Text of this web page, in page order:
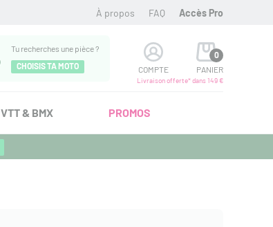
À propos FAQ Accès Pro
Tu recherches une pièce ?
CHOISIS TA MOTO
COMPTE
0
PANIER
Livraison offerte* dans 149 €
VTT & BMX PROMOS